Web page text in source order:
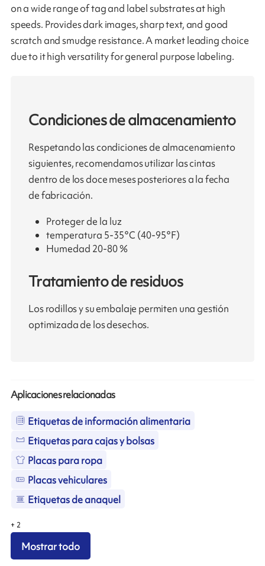
on a wide range of tag and label substrates at high
speeds. Provides dark images, sharp text, and good
scratch and smudge resistance. A market leading choice
due to it high versatility for general purpose labeling.
Condiciones de almacenamiento
Respetando las condiciones de almacenamiento
siguientes, recomendamos utilizar las cintas
dentro de los doce meses posteriores a la fecha
de fabricación.
Proteger de la luz
temperatura 5-35°C (40-95°F)
Humedad 20-80 %
Tratamiento de residuos
Los rodillos y su embalaje permiten una gestión
optimizada de los desechos.
Aplicaciones relacionadas
Etiquetas de información alimentaria
Etiquetas para cajas y bolsas
Placas para ropa
Placas vehiculares
Etiquetas de anaquel
+ 2
Mostrar todo